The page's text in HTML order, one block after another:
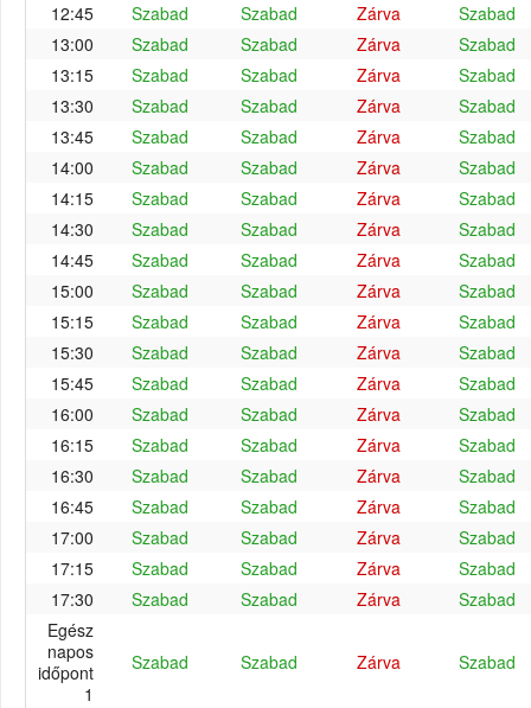
12:45
Szabad Szabad Zárva
Szabad
13:00
Szabad Szabad Zárva
Szabad
13:15
Szabad Szabad Zárva
Szabad
13:30
Szabad Szabad Zárva
Szabad
13:45
Szabad Szabad Zárva
Szabad
14:00
Szabad Szabad Zárva
Szabad
14:15
Szabad Szabad Zárva
Szabad
14:30
Szabad Szabad Zárva
Szabad
14:45
Szabad Szabad Zárva
Szabad
15:00
Szabad Szabad Zárva
Szabad
15:15
Szabad Szabad Zárva
Szabad
15:30
Szabad Szabad Zárva
Szabad
15:45
Szabad Szabad Zárva
Szabad
16:00
Szabad Szabad Zárva
Szabad
16:15
Szabad Szabad Zárva
Szabad
16:30
Szabad Szabad Zárva
Szabad
16:45
Szabad Szabad Zárva
Szabad
17:00
Szabad Szabad Zárva
Szabad
17:15
Szabad Szabad Zárva
Szabad
17:30
Szabad Szabad Zárva
Szabad
Egész
napos
időpont
1
Szabad Szabad Zárva Szabad